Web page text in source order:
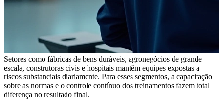
Setores como fábricas de bens duráveis, agronegócios de grande
escala, construtoras civis e hospitais mantêm equipes expostas a
riscos substanciais diariamente. Para esses segmentos, a capacitação
sobre as normas e o controle contínuo dos treinamentos fazem total
diferença no resultado final.